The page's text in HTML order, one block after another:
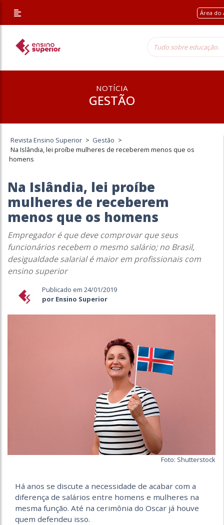
Área do
NOTÍCIA
GESTÃO
Revista Ensino Superior > Gestão >
Na Islândia, lei proíbe mulheres de receberem menos que os
homens
Na Islândia, lei proíbe
mulheres de receberem
menos que os homens
Empregador é que deve comprovar que seus
funcionários recebem o mesmo salário; no Brasil,
desigualdade salarial é maior em profissionais com
ensino superior
Publicado em 24/01/2019
por Ensino Superior
Foto: Shutterstock
Há anos se discute a necessidade de acabar com a
diferença de salários entre homens e mulheres na
mesma função. Até na cerimônia do Oscar já houve
quem defendeu isso.